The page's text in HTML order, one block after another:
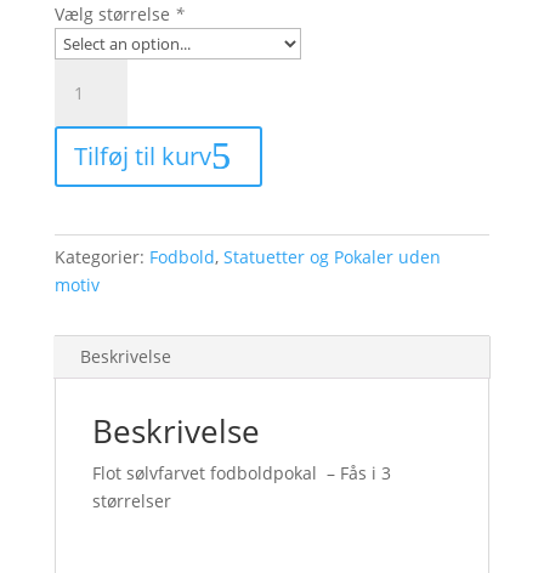
Vælg størrelse *
Sølvfarvet
fodboldpokal
antal
Tilføj til kurv
Kategorier: Fodbold, Statuetter og Pokaler uden
motiv
Beskrivelse
Beskrivelse
Flot sølvfarvet fodboldpokal – Fås i 3
størrelser